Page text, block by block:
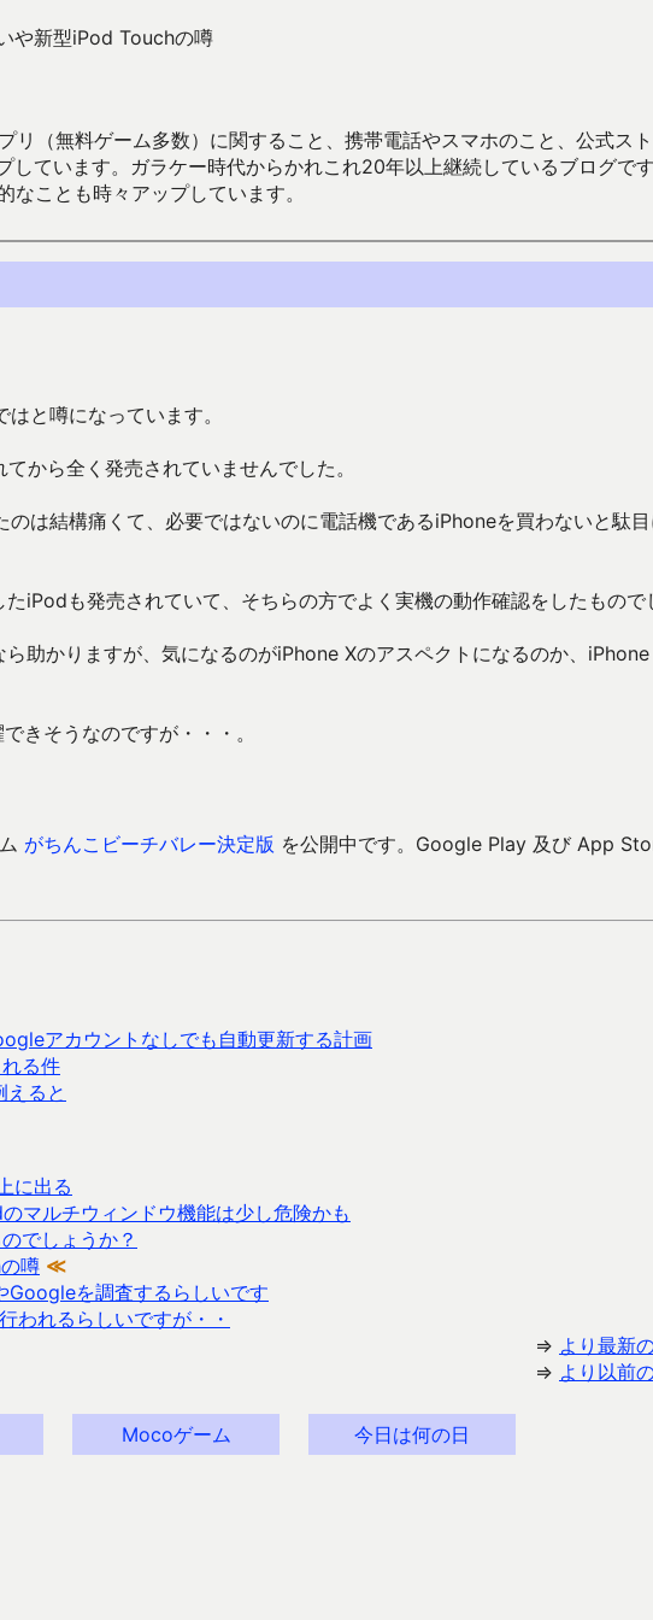
や新型iPod Touchの噂
リ（無料ゲーム多数）に関すること、携帯電話やスマホのこと、公式
しています。ガラケー時代からかれこれ20年以上継続しているブログ
ことも時々アップしています。
と噂になっています。
から全く発売されていませんでした。
は結構痛くて、必要ではないのに電話機であるiPhoneを買わないと駄目
iPodも発売されていて、そちらの方でよく実機の動作確認をしたもので
助かりますが、気になるのがiPhone Xのアスペクトになるのか、
きそうなのですが・・・。
がちんこビーチバレー決定版 を公開中です。Google Play 及び App
アカウントなしでも自動更新する計画
る件
ると
に出る
マルチウィンドウ機能は少し危険かも
でしょうか？
噂 ≪
を調査するらしいです
われるらしいですが・・
⇒ より最新
⇒ より以前
Mocoゲーム 今日は何の日